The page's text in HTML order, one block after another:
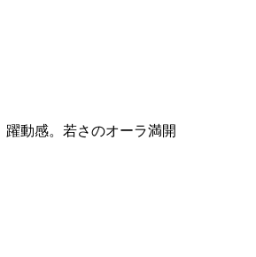
動感。若さのオーラ満開